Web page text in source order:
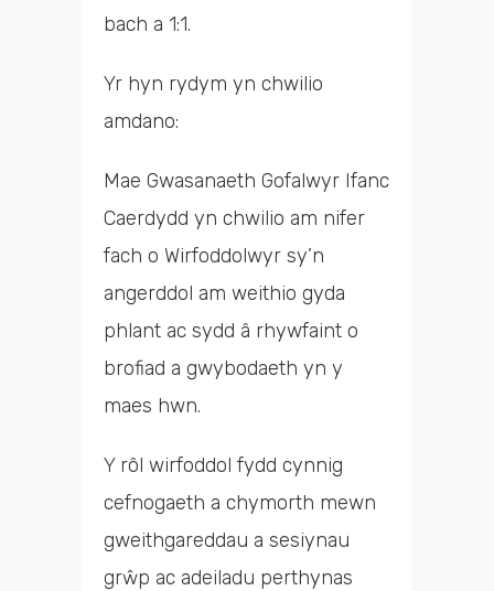
bach a 1:1.
Yr hyn rydym yn chwilio
amdano:
Mae Gwasanaeth Gofalwyr Ifanc
Caerdydd yn chwilio am nifer
fach o Wirfoddolwyr sy’n
angerddol am weithio gyda
phlant ac sydd â rhywfaint o
brofiad a gwybodaeth yn y
maes hwn.
Y rôl wirfoddol fydd cynnig
cefnogaeth a chymorth mewn
gweithgareddau a sesiynau
grŵp ac adeiladu perthynas